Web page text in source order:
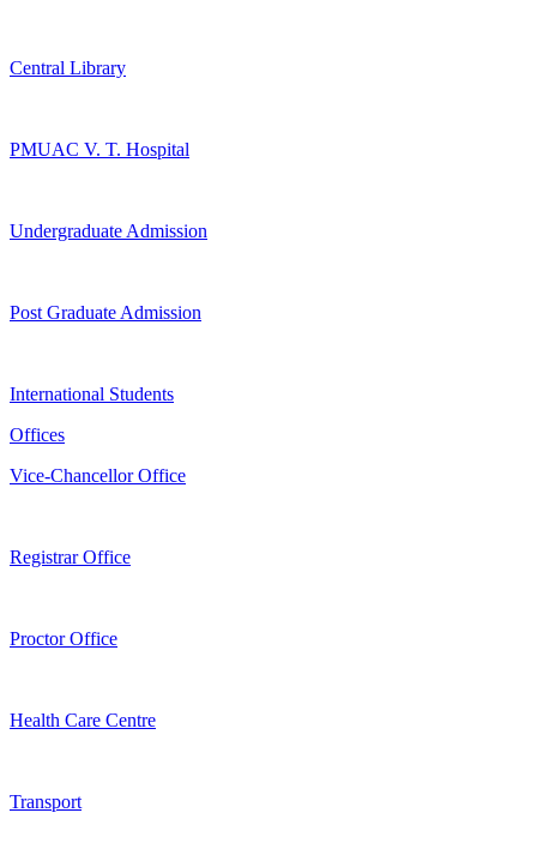
Central Library
PMUAC V. T. Hospital
Undergraduate Admission
Post Graduate Admission
International Students
Offices
Vice-Chancellor Office
Registrar Office
Proctor Office
Health Care Centre
Transport